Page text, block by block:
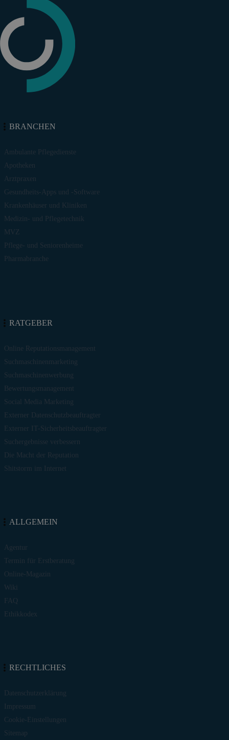
BRANCHEN
Ambulante Pflegedienste
Apotheken
Arztpraxen
Gesundheits-Apps und -Software
Krankenhäuser und Kliniken
Medizin- und Pflegetechnik
MVZ
Pflege- und Seniorenheime
Pharmabranche
RATGEBER
Online Reputationsmanagement
Suchmaschinenmarketing
Suchmaschinenwerbung
Bewertungsmanagement
Social Media Marketing
Externer Datenschutzbeauftragter
Externer IT-Sicherheitsbeauftragter
Suchergebnisse verbessern
Die Macht der Reputation
Shitstorm im Internet
ALLGEMEIN
Agentur
Termin für Erstberatung
Online-Magazin
Wiki
FAQ
Ethikkodex
RECHTLICHES
Datenschutzerklärung
Impressum
Cookie-Einstellungen
Sitemap